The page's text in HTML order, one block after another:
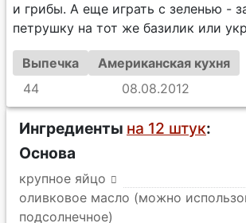
и грибы. А еще играть с зеленью -
петрушку на тот же базилик или
Выпечка
Американская кухня
44
08.08.2012
Ингредиенты на 12 штук:
Основа
крупное яйцо
оливковое масло (можно
подсолнечное)